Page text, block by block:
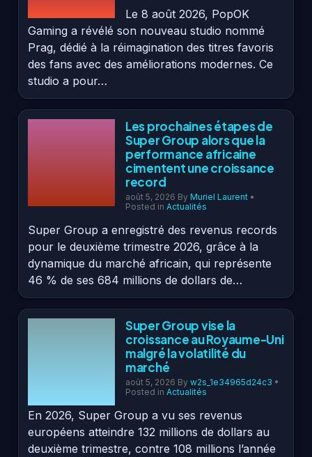
Le 8 août 2026, PopOK
Gaming a révélé son nouveau studio nommé
Prag, dédié à la réimagination des titres favoris
des fans avec des améliorations modernes. Ce
studio a pour…
Les prochaines étapes de
Super Group alors que la
performance africaine
cimentent une croissance
record
août 5, 2026 By Muriel Laurent •
Posted in Actualités
Super Group a enregistré des revenus records
pour le deuxième trimestre 2026, grâce à la
dynamique du marché africain, qui représente
46 % de ses 684 millions de dollars de…
Super Group vise la
croissance au Royaume-Uni
malgré la volatilité du
marché
août 5, 2026 By w2s_1e34965d24c3 •
Posted in Actualités
En 2026, Super Group a vu ses revenus
européens atteindre 132 millions de dollars au
deuxième trimestre, contre 108 millions l’année